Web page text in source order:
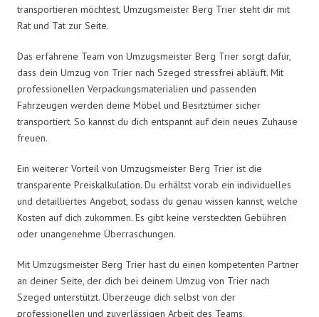
transportieren möchtest, Umzugsmeister Berg Trier steht dir mit
Rat und Tat zur Seite.
Das erfahrene Team von Umzugsmeister Berg Trier sorgt dafür,
dass dein Umzug von Trier nach Szeged stressfrei abläuft. Mit
professionellen Verpackungsmaterialien und passenden
Fahrzeugen werden deine Möbel und Besitztümer sicher
transportiert. So kannst du dich entspannt auf dein neues Zuhause
freuen.
Ein weiterer Vorteil von Umzugsmeister Berg Trier ist die
transparente Preiskalkulation. Du erhältst vorab ein individuelles
und detailliertes Angebot, sodass du genau wissen kannst, welche
Kosten auf dich zukommen. Es gibt keine versteckten Gebühren
oder unangenehme Überraschungen.
Mit Umzugsmeister Berg Trier hast du einen kompetenten Partner
an deiner Seite, der dich bei deinem Umzug von Trier nach
Szeged unterstützt. Überzeuge dich selbst von der
professionellen und zuverlässigen Arbeit des Teams.